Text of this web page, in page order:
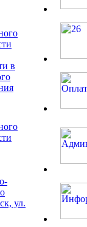
в
ул.